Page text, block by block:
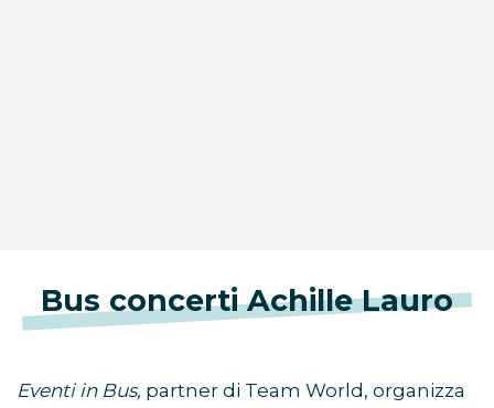
Bus concerti Achille Lauro
Eventi in Bus, partner di Team World, organizza